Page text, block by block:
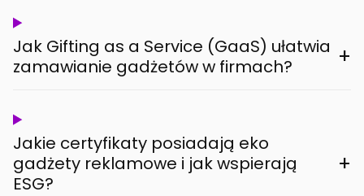
Jak Gifting as a Service (GaaS) ułatwia
zamawianie gadżetów w firmach?
+
Jakie certyfikaty posiadają eko
gadżety reklamowe i jak wspierają
ESG?
+